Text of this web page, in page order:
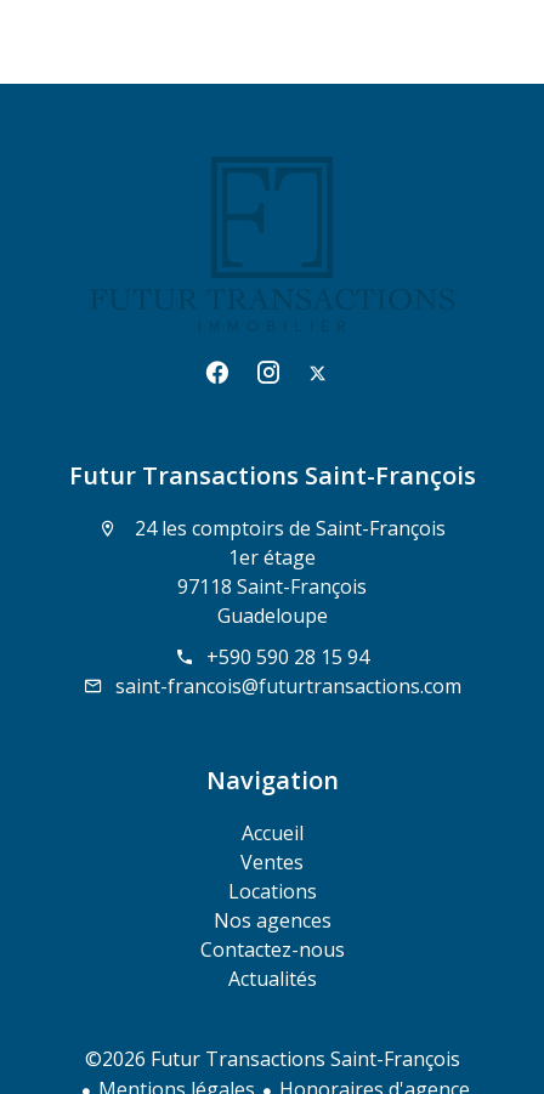
Futur Transactions Saint-François
24 les comptoirs de Saint-François
1er étage
97118 Saint-François
Guadeloupe
+590 590 28 15 94
saint-francois@futurtransactions.com
Navigation
Accueil
Ventes
Locations
Nos agences
Contactez-nous
Actualités
©2026 Futur Transactions Saint-François